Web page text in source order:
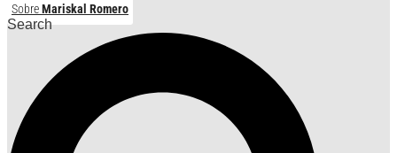
SobreMariskal Romero
Search